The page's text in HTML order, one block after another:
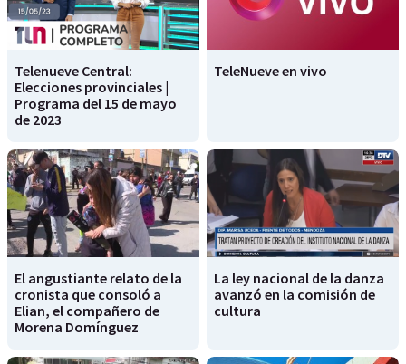
Telenueve Central:
Elecciones provinciales |
Programa del 15 de mayo
de 2023
TeleNueve en vivo
El angustiante relato de la
cronista que consoló a
Elian, el compañero de
Morena Domínguez
La ley nacional de la danza
avanzó en la comisión de
cultura